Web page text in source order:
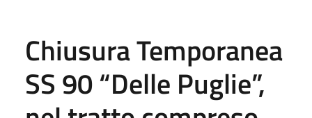
Chiusura Temporanea
SS 90 “Delle Puglie”,